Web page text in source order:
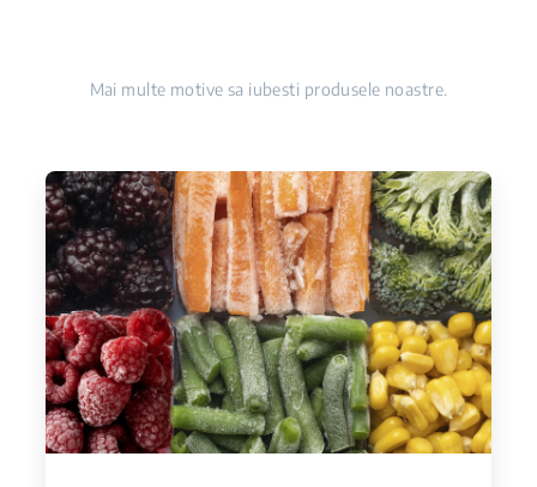
Mai multe motive sa iubesti produsele noastre.